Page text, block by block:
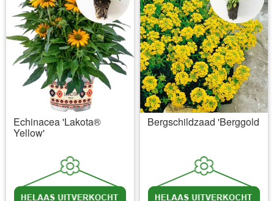
Echinacea 'Lakota®
Yellow'
Bergschildzaad 'Berggold